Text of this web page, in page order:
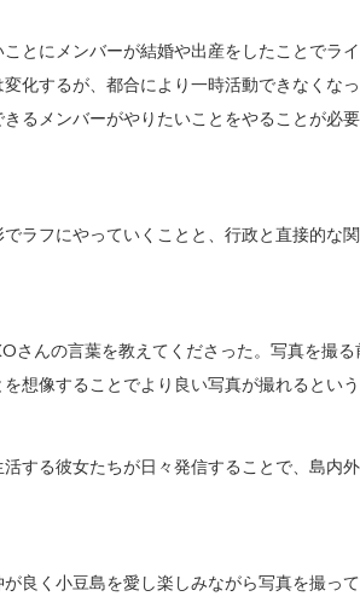
とにメンバーが結婚や出産をしたことでラ
化するが、都合により一時活動できなくな
るメンバーがやりたいことをやることが必
ラフにやっていくことと、行政と直接的な
さんの言葉を教えてくださった。写真を撮
想像することでより良い写真が撮れるという
する彼女たちが日々発信することで、島内
良く小豆島を愛し楽しみながら写真を撮っ